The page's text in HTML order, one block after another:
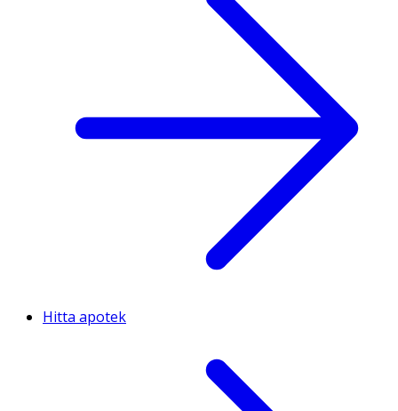
Hitta apotek